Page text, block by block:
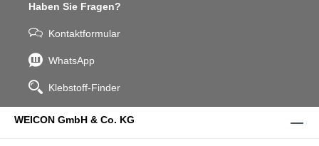
Haben Sie Fragen?
Kontaktformular
WhatsApp
Klebstoff-Finder
WEICON GmbH & Co. KG